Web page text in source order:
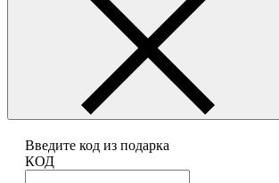
Введите код из подарка
КОД